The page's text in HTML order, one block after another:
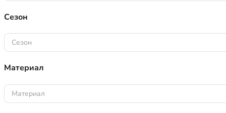
Сезон
Сезон
Материал
Материал